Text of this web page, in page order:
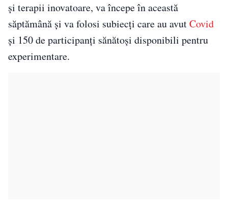
și terapii inovatoare, va începe în această
săptămână și va folosi subiecți care au avutCovid
și 150 de participanți sănătoși disponibili pentru
experimentare.